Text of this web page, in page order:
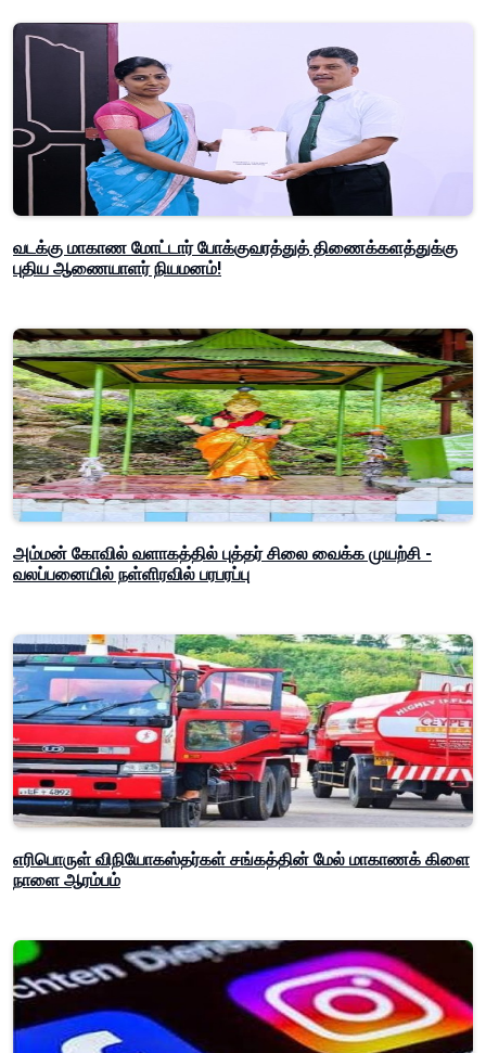
வடக்கு மாகாண மோட்டார் போக்குவரத்துத் திணைக்களத்துக்கு
புதிய ஆணையாளர் நியமனம்!
அம்மன் கோவில் வளாகத்தில் புத்தர் சிலை வைக்க முயற்சி -
வலப்பனையில் நள்ளிரவில் பரபரப்பு
எரிபொருள் விநியோகஸ்தர்கள் சங்கத்தின் மேல் மாகாணக் கிளை
நாளை ஆரம்பம்